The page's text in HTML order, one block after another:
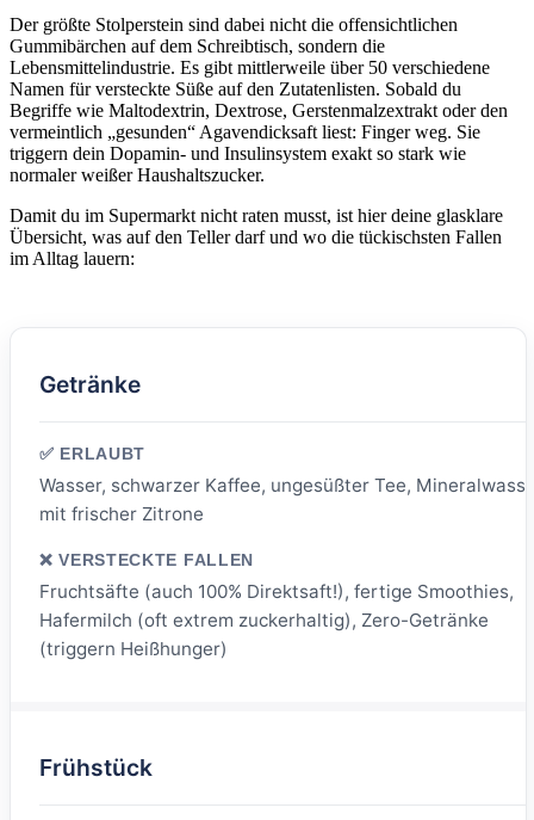
Der größte Stolperstein sind dabei nicht die offensichtlichen
Gummibärchen auf dem Schreibtisch, sondern die
Lebensmittelindustrie. Es gibt mittlerweile über 50 verschiedene
Namen für versteckte Süße auf den Zutatenlisten. Sobald du
Begriffe wie Maltodextrin, Dextrose, Gerstenmalzextrakt oder den
vermeintlich „gesunden“ Agavendicksaft liest: Finger weg. Sie
triggern dein Dopamin- und Insulinsystem exakt so stark wie
normaler weißer Haushaltszucker.
Damit du im Supermarkt nicht raten musst, ist hier deine glasklare
Übersicht, was auf den Teller darf und wo die tückischsten Fallen
im Alltag lauern:
Getränke
Wasser, schwarzer Kaffee, ungesüßter Tee,
mit frischer Zitrone
Fruchtsäfte (auch 100% Direktsaft!), fertige Smoothies,
Hafermilch (oft extrem zuckerhaltig), Zero-Getränke
(triggern Heißhunger)
Frühstück